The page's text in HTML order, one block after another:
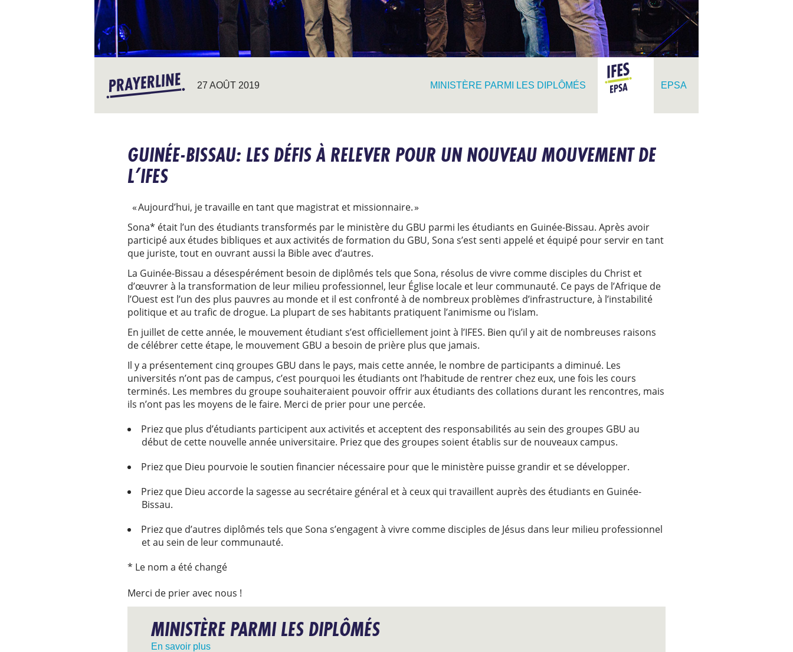
27 AOÛT 2019 MINISTÈRE PARMI LES DIPLÔMÉS EPSA
GUINÉE-BISSAU: LES DÉFIS À RELEVER POUR UN NOUVEAU MOUVEMENT DE
L’IFES
« Aujourd’hui, je travaille en tant que magistrat et missionnaire. »
Sona* était l’un des étudiants transformés par le ministère du GBU parmi les étudiants en Guinée-Bissau. Après avoir
participé aux études bibliques et aux activités de formation du GBU, Sona s’est senti appelé et équipé pour servir en tant
que juriste, tout en ouvrant aussi la Bible avec d’autres.
La Guinée-Bissau a désespérément besoin de diplômés tels que Sona, résolus de vivre comme disciples du Christ et
d’œuvrer à la transformation de leur milieu professionnel, leur Église locale et leur communauté. Ce pays de l’Afrique de
l’Ouest est l’un des plus pauvres au monde et il est confronté à de nombreux problèmes d’infrastructure, à l’instabilité
politique et au trafic de drogue. La plupart de ses habitants pratiquent l’animisme ou l’islam.
En juillet de cette année, le mouvement étudiant s’est officiellement joint à l’IFES. Bien qu’il y ait de nombreuses raisons
de célébrer cette étape, le mouvement GBU a besoin de prière plus que jamais.
Il y a présentement cinq groupes GBU dans le pays, mais cette année, le nombre de participants a diminué. Les
universités n’ont pas de campus, c’est pourquoi les étudiants ont l’habitude de rentrer chez eux, une fois les cours
terminés. Les membres du groupe souhaiteraient pouvoir offrir aux étudiants des collations durant les rencontres, mais
ils n’ont pas les moyens de le faire. Merci de prier pour une percée.
Priez que plus d’étudiants participent aux activités et acceptent des responsabilités au sein des groupes GBU au
début de cette nouvelle année universitaire. Priez que des groupes soient établis sur de nouveaux campus.
Priez que Dieu pourvoie le soutien financier nécessaire pour que le ministère puisse grandir et se développer.
Priez que Dieu accorde la sagesse au secrétaire général et à ceux qui travaillent auprès des étudiants en Guinée-
Bissau.
Priez que d’autres diplômés tels que Sona s’engagent à vivre comme disciples de Jésus dans leur milieu professionnel
et au sein de leur communauté.
* Le nom a été changé
Merci de prier avec nous !
MINISTÈRE PARMI LES DIPLÔMÉS
En savoir plus